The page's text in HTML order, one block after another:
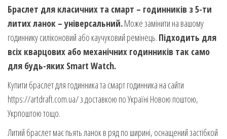
Браслет для класичних та смарт – годинників з 5-ти
литих ланок – універсальний.Може замінити на вашому
годиннику силіконовий або каучуковий ремінець. Підходить для
всіх кварцових або механічних годинників так само
для будь-яких Smart Watch.
Купити браслет для годинника та смарт годинника на сайти
https://artdraft.com.ua/ з доставкою по Україні Новою поштою,
Укрпоштою тощо.
Литий браслет має пьять ланок в ряд по ширині, оснащений застібкой